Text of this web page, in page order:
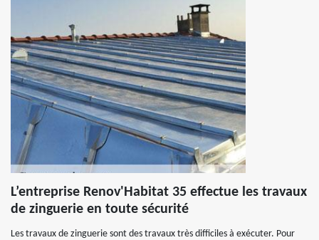
L’entreprise Renov'Habitat 35 effectue les travaux
de zinguerie en toute sécurité
Les travaux de zinguerie sont des travaux très difficiles à exécuter. Pour